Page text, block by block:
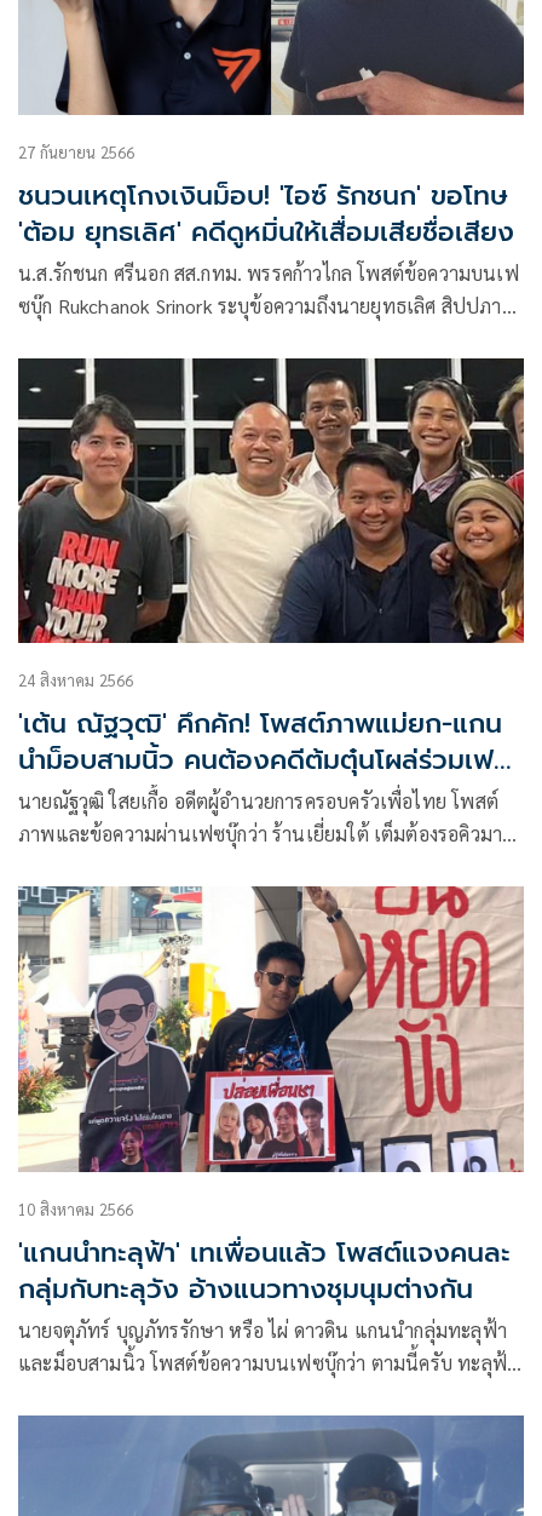
27 กันยายน 2566
ชนวนเหตุโกงเงินม็อบ! 'ไอซ์ รักชนก' ขอโทษ
'ต้อม ยุทธเลิศ' คดีดูหมิ่นให้เสื่อมเสียชื่อเสียง
น.ส.รักชนก ศรีนอก สส.กทม. พรรคก้าวไกล โพสต์ข้อความบนเฟ
ซบุ๊ก Rukchanok Srinork ระบุข้อความถึงนายยุทธเลิศ สิปปภาค
ระบุว่า ข้าฯ นางสาว รักชนก ศรีนอก ขอโทษ
24 สิงหาคม 2566
'เต้น ณัฐวุฒิ' คึกคัก! โพสต์ภาพแม่ยก-แกน
นำม็อบสามนิ้ว คนต้องคดีต้มตุ๋นโผล่ร่วมเฟรม
ด้วย
นายณัฐวุฒิ ใสยเกื้อ อดีตผู้อำนวยการครอบครัวเพื่อไทย โพสต์
ภาพและข้อความผ่านเฟซบุ๊กว่า ร้านเยี่ยมใต้ เต็มต้องรอคิวมา
ที่สุดครับ
10 สิงหาคม 2566
'แกนนำทะลุฟ้า' เทเพื่อนแล้ว โพสต์แจงคนละ
กลุ่มกับทะลุวัง อ้างแนวทางชุมนุมต่างกัน
นายจตุภัทร์ บุญภัทรรักษา หรือ ไผ่ ดาวดิน แกนนำกลุ่มทะลุฟ้า
และม็อบสามนิ้ว โพสต์ข้อความบนเฟซบุ๊กว่า ตามนี้ครับ ทะลุฟ้า